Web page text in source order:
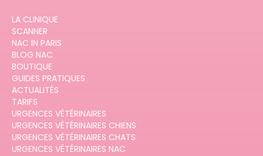
LA CLINIQUE
SCANNER
NAC IN PARIS
BLOG NAC
BOUTIQUE
GUIDES PRATIQUES
ACTUALITÉS
TARIFS
URGENCES VÉTÉRINAIRES
URGENCES VÉTÉRINAIRES CHIENS
URGENCES VÉTÉRINAIRES CHATS
URGENCES VÉTÉRINAIRES NAC